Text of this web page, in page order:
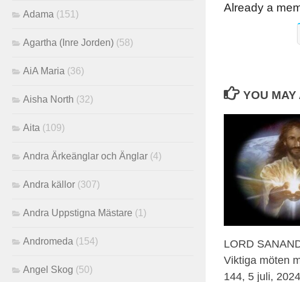
Already a
YOU
LORD
Viktiga möten
144, 5 juli, 2024
Adama (151)
Agartha (Inre Jorden) (58)
AiA Maria (36)
Aisha North (32)
Aita (109)
Andra Ärkeänglar och Änglar (4)
Andra källor (307)
Andra Uppstigna Mästare (1)
Andromeda (154)
Angel Skog (50)